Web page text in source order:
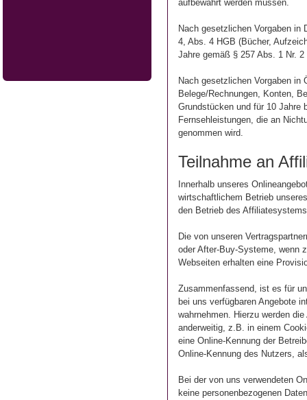
aufbewahrt werden müssen.
Nach gesetzlichen Vorgaben in
4, Abs. 4 HGB (Bücher,
Jahre gemäß § 257 Abs. 1 Nr.
Nach gesetzlichen Vorgaben in
Belege/Rechnungen, Konten,
Grundstücken und für 10 Jahre
Fernsehleistungen, die an
genommen wird.
Teilnahme an
Innerhalb unseres
wirtschaftlichem Betrieb
den Betrieb des
Die von unseren
oder After-Buy-Systeme, wenn
Webseiten erhalten eine
Zusammenfassend, ist es für
bei uns verfügbaren Angebote
wahrnehmen. Hierzu werden
anderweitig, z.B. in einem
eine Online-Kennung der
Online-Kennung des Nutzers,
Bei der von uns verwendeten
keine personenbezogenen